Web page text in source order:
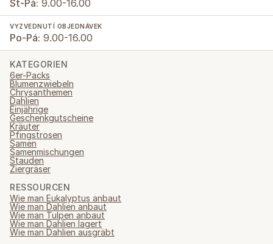
St-Pá: 9.00-16.00
VYZVEDNUTÍ OBJEDNÁVEK
Po-Pá: 9.00-16.00
KATEGORIEN
6er-Packs
Blumenzwiebeln
Chrysanthemen
Dahlien
Einjährige
Geschenkgutscheine
Kräuter
Pfingstrosen
Samen
Samenmischungen
Stauden
Ziergräser
RESSOURCEN
Wie man Eukalyptus anbaut
Wie man Dahlien anbaut
Wie man Tulpen anbaut
Wie man Dahlien lagert
Wie man Dahlien ausgräbt